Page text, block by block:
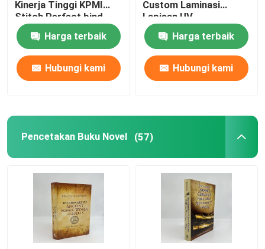
Kinerja Tinggi KPMI
Stitch Perfect bind
Harga terbaik
Hubungi kami
Custom Laminasi
Lapisan UV
Harga terbaik
Hubungi kami
Pencetakan Buku Novel (57)